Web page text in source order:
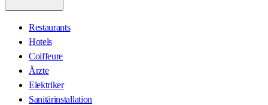
Restaurants
Hotels
Coiffeure
Ärzte
Elektriker
Sanitärinstallation